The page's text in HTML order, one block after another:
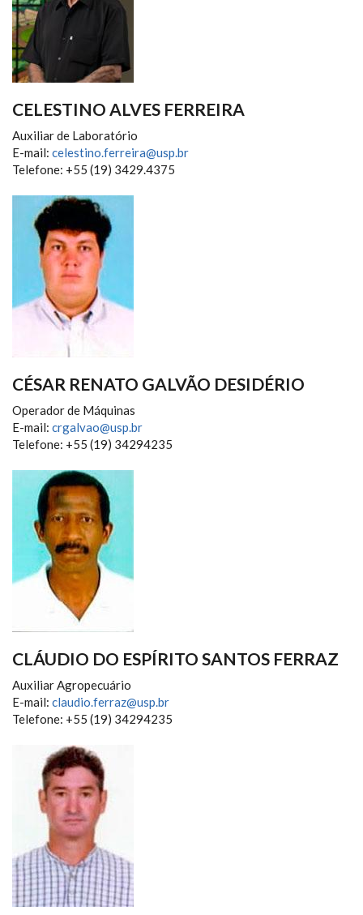
CELESTINO ALVES FERREIRA
Auxiliar de Laboratório
E-mail: celestino.ferreira@usp.br
Telefone: +55 (19) 3429.4375
CÉSAR RENATO GALVÃO DESIDÉRIO
Operador de Máquinas
E-mail: crgalvao@usp.br
Telefone: +55 (19) 34294235
CLÁUDIO DO ESPÍRITO SANTOS FERRAZ
Auxiliar Agropecuário
E-mail: claudio.ferraz@usp.br
Telefone: +55 (19) 34294235